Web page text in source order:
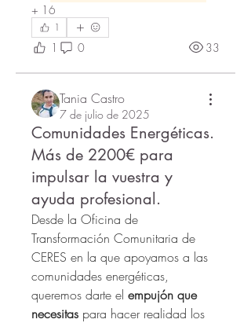
+ 16
1
1 0 33
Tania Castro
7 de julio de 2025
Comunidades Energéticas.
Más de 2200€ para
impulsar la vuestra y
ayuda profesional.
Desde la Oficina de
Transformación Comunitaria de
CERES en la que apoyamos a las
comunidades energéticas,
queremos darte el empujón que
necesitas